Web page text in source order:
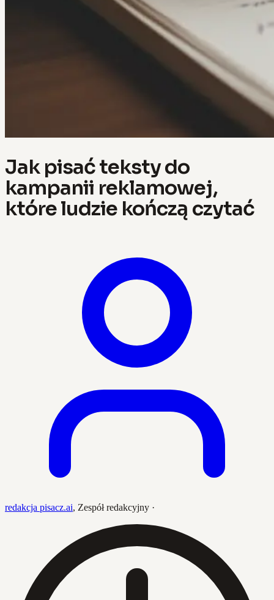
Jak pisać teksty do
kampanii reklamowej,
które ludzie kończą czytać
redakcja pisacz.ai, Zespół redakcyjny ·